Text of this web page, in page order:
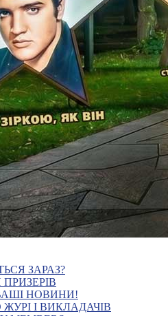
ЗАРАЗ?
НОВИНИ!
І ВИКЛАДАЧІВ